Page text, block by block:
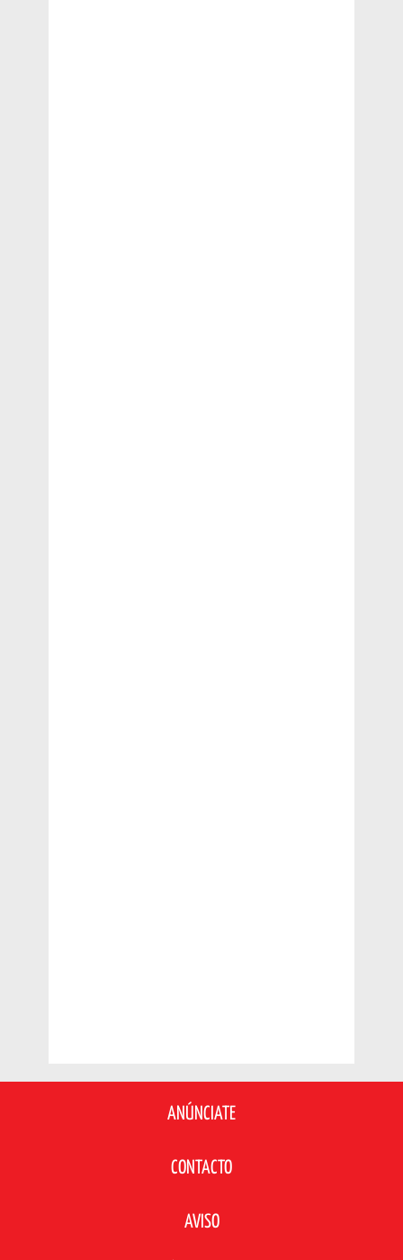
ANÚNCIATE
CONTACTO
AVISO